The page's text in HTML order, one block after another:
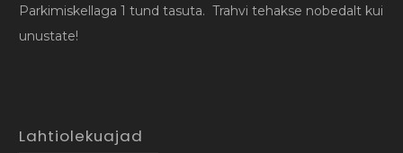
Parkimiskellaga 1 tund tasuta. Trahvi tehakse nobedalt kui
unustate!
Lahtiolekuajad